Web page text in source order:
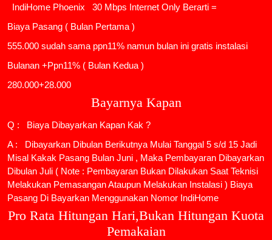
IndiHome Phoenix
30 Mbps Internet Only Berarti =
Biaya Pasang ( Bulan Pertama )
555.000 sudah sama ppn11% namun bulan ini gratis instalasi
Bulanan +Ppn11% ( Bulan Kedua )
280.000+28.000
Bayarnya Kapan
Q : Biaya Dibayarkan Kapan Kak ?
A : Dibayarkan Dibulan Berikutnya Mulai Tanggal 5 s/d 15 Jadi
Misal Kakak Pasang Bulan Juni , Maka Pembayaran Dibayarkan
Dibulan Juli ( Note : Pembayaran Bukan Dilakukan Saat Teknisi
Melakukan Pemasangan Ataupun Melakukan Instalasi ) Biaya
Pasang Di Bayarkan Menggunakan Nomor IndiHome
Pro Rata Hitungan Hari,Bukan Hitungan Kuota
Pemakaian